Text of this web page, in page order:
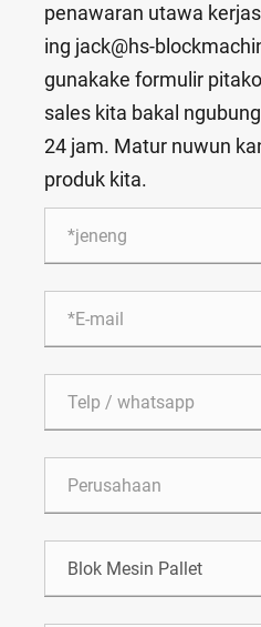
penawaran utawa
ing jack@hs-
gunakake formulir
sales kita bakal
24 jam. Matur nuwun
produk kita.